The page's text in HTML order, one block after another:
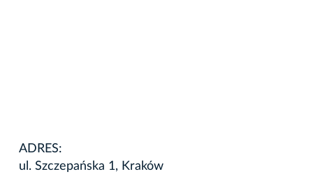
ADRES:
ul. Szczepańska 1, Kraków